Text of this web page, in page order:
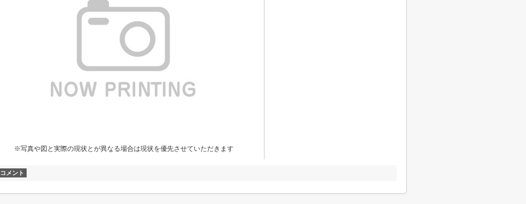
※写真や図と実際の現状とが異なる場合は現状を優先させていただきます
コメント